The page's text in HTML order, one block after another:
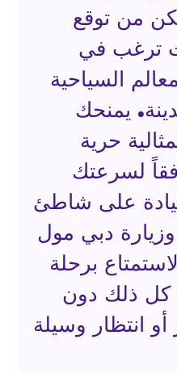
من توقع
ترغب في
السياحية
يمنحك
حرية
لسرعتك
على شاطئ
دبي مول
برحلة
- كل ذلك دون
أو انتظار وسيلة